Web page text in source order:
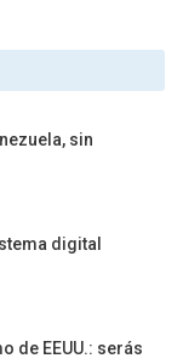
sin
digital
de EEUU.: serás